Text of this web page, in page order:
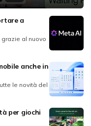
a
al nuovo
anche in
le novità del
per giochi